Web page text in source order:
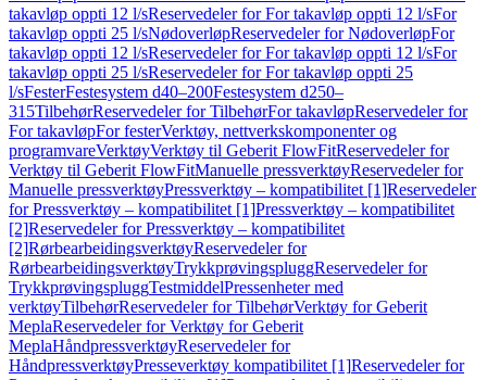
takavløp oppti 12 l/sReservedeler for For takavløp oppti 12 l/sFor
takavløp oppti 25 l/sNødoverløpReservedeler for NødoverløpFor
takavløp oppti 12 l/sReservedeler for For takavløp oppti 12 l/sFor
takavløp oppti 25 l/sReservedeler for For takavløp oppti 25
l/sFesterFestesystem d40–200Festesystem d250–
315TilbehørReservedeler for TilbehørFor takavløpReservedeler for
For takavløpFor festerVerktøy, nettverkskomponenter og
programvareVerktøyVerktøy til Geberit FlowFitReservedeler for
Verktøy til Geberit FlowFitManuelle pressverktøyReservedeler for
Manuelle pressverktøyPressverktøy – kompatibilitet [1]Reservedeler
for Pressverktøy – kompatibilitet [1]Pressverktøy – kompatibilitet
[2]Reservedeler for Pressverktøy – kompatibilitet
[2]RørbearbeidingsverktøyReservedeler for
RørbearbeidingsverktøyTrykkprøvingspluggReservedeler for
TrykkprøvingspluggTestmiddelPressenheter med
verktøyTilbehørReservedeler for TilbehørVerktøy for Geberit
MeplaReservedeler for Verktøy for Geberit
MeplaHåndpressverktøyReservedeler for
HåndpressverktøyPresseverktøy kompatibilitet [1]Reservedeler for